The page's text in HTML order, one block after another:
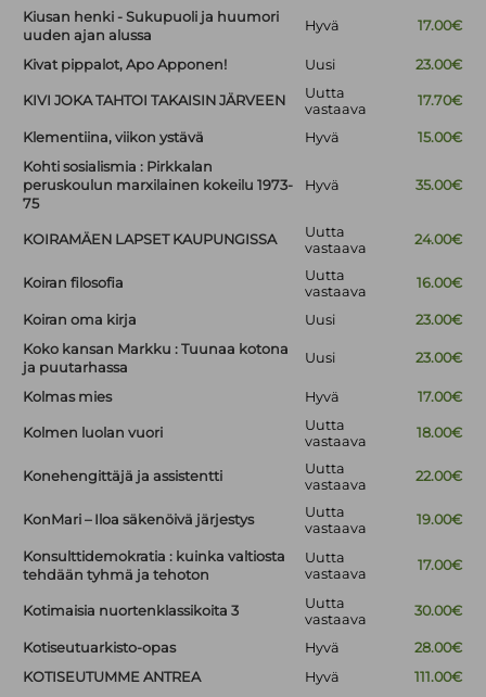
Kiusan henki - Sukupuoli ja huumori
uuden ajan alussa
Hyvä 17.00€
Kivat pippalot, Apo Apponen! Uusi 23.00€
KIVI JOKA TAHTOI TAKAISIN JÄRVEEN
Uutta
vastaava
17.70€
Klementiina, viikon ystävä Hyvä
15.00€
Kohti sosialismia : Pirkkalan
peruskoulun marxilainen kokeilu 1973-
75
Hyvä 35.00€
KOIRAMÄEN LAPSET KAUPUNGISSA
Uutta
vastaava
24.00€
Koiran filosofia
Uutta
vastaava
16.00€
Koiran oma kirja Uusi
23.00€
Koko kansan Markku : Tuunaa kotona
ja puutarhassa
Uusi 23.00€
Kolmas mies Hyvä 17.00€
Kolmen luolan vuori
Uutta
vastaava
18.00€
Konehengittäjä ja assistentti
Uutta
vastaava
22.00€
KonMari – Iloa säkenöivä järjestys
Uutta
vastaava
19.00€
Konsulttidemokratia : kuinka valtiosta
tehdään tyhmä ja tehoton
Uutta
vastaava
17.00€
Kotimaisia nuortenklassikoita 3
Uutta
vastaava
30.00€
Kotiseutuarkisto-opas Hyvä
28.00€
KOTISEUTUMME ANTREA
Hyvä
111.00€